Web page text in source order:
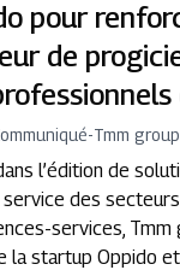
pour
de
-Tmm
l’édition de
des
services, Tmm
la startup Oppido